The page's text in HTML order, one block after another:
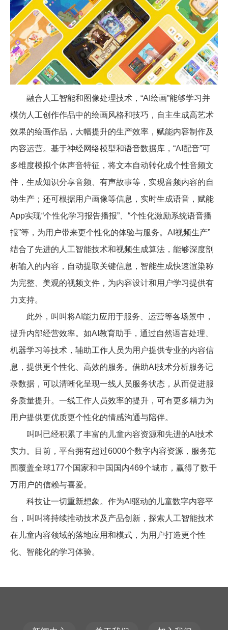
融合人工智能和图像处理技术，“AI 绘画”能够学习并
模仿人工创作作品中的绘画风格和技巧，自主生成高艺术
效果的绘画作品，大幅提升的生产效率，赋能内容制作及
内容运营。基于神经网络模型和语音数据库，“AI 配音”可
多维度模拟个体声音特征，将文本自动转化成个性音频文
件，生成知识分享音频、有声故事等，实现音频内容的自
动生产；还可根据用户画像等信息，实时生成语音，赋能
App实现“个性化学习报告播报”、“个性化激励系统语音播
报”等，为用户带来更个性化的体验与服务。 AI 视频生产”
结合了先进的人工智能技术和视频生成算法，能够深度剖
析输入的内容，自动提取关键信息，智能生成快速渲染称
为完整、美观的视频文件，为内容设计和用户学习提供有
力支持。
此外，叫叫将AI 能力应用于服务、运营等各场景中，
提升内部经营效率。如AI 教育助手，通过自然语言处理、
机器学习等技术，辅助工作人员为用户提供专业的内容信
息，提供更个性化、高效的服务。借助AI 技术分析服务记
录数据，可以清晰化呈现一线人员服务状态，从而促进服
务质量提升。一线工作人员效率的提升，可有更多精力为
用户提供更优质更个性化的情感沟通与陪伴。
叫叫已经积累了丰富的儿童内容资源和先进的AI 技术
实力。目前，平台拥有超过6000个数字内容资源，服务范
围覆盖全球177个国家和中国国内469个城市，赢得了数千
万用户的信赖与喜爱。
科技让一切重新想象。作为AI 驱动的儿童数字内容平
台，叫叫将持续推动技术及产品创新，探索人工智能技术
在儿童内容领域的落地应用和模式，为用户打造更个性
化、智能化的学习体验。